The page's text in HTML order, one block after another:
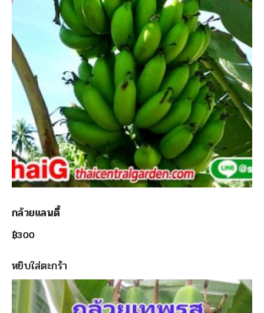
กล้วยแลนดี้
฿300
หยิบใส่ตะกร้า